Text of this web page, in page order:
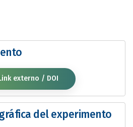
externo / DOI
del experimento